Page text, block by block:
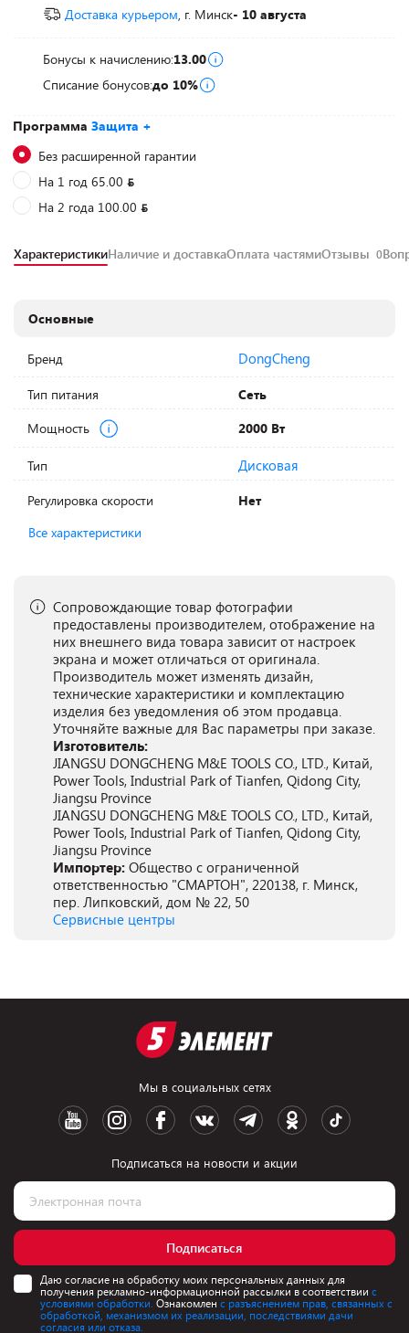
Программа Защита +
Без расширенной гарантии
На 1 год 65.00
На 2 года 100.00
Доставка курьером, г. Минск- 10 августа
Бонусы к начислению:13.00
Списание бонусов:до 10%
ХарактеристикиНаличие и доставкаОплата частямиОтзывы 0
Основные
Бренд DongCheng
Тип питания
Сеть
Мощность
2000 Вт
Тип Дисковая
Регулировка скорости
Нет
Все характеристики
Сопровождающие товар фотографии
предоставлены производителем, отображение на
них внешнего вида товара зависит от настроек
экрана и может отличаться от оригинала.
Производитель может изменять дизайн,
технические характеристики и комплектацию
изделия без уведомления об этом продавца.
Уточняйте важные для Вас параметры при заказе.
Изготовитель:
JIANGSU DONGCHENG M&E TOOLS CO., LTD., Китай,
Power Tools, Industrial Park of Tianfen, Qidong City,
Jiangsu Province
JIANGSU DONGCHENG M&E TOOLS CO., LTD., Китай,
Power Tools, Industrial Park of Tianfen, Qidong City,
Jiangsu Province
Импортер: Общество с ограниченной
ответственностью "СМАРТОН", 220138, г. Минск,
пер. Липковский, дом № 22, 50
Сервисные центры
Мы в социальных сетях
Подписаться на новости и акции
Подписаться
Даю согласие на обработку моих персональных данных для
получения рекламно-информационной рассылки в соответствии с
условиями обработки. Ознакомлен с разъяснением прав, связанных с
обработкой, механизмом их реализации, последствиями дачи
согласия или отказа.